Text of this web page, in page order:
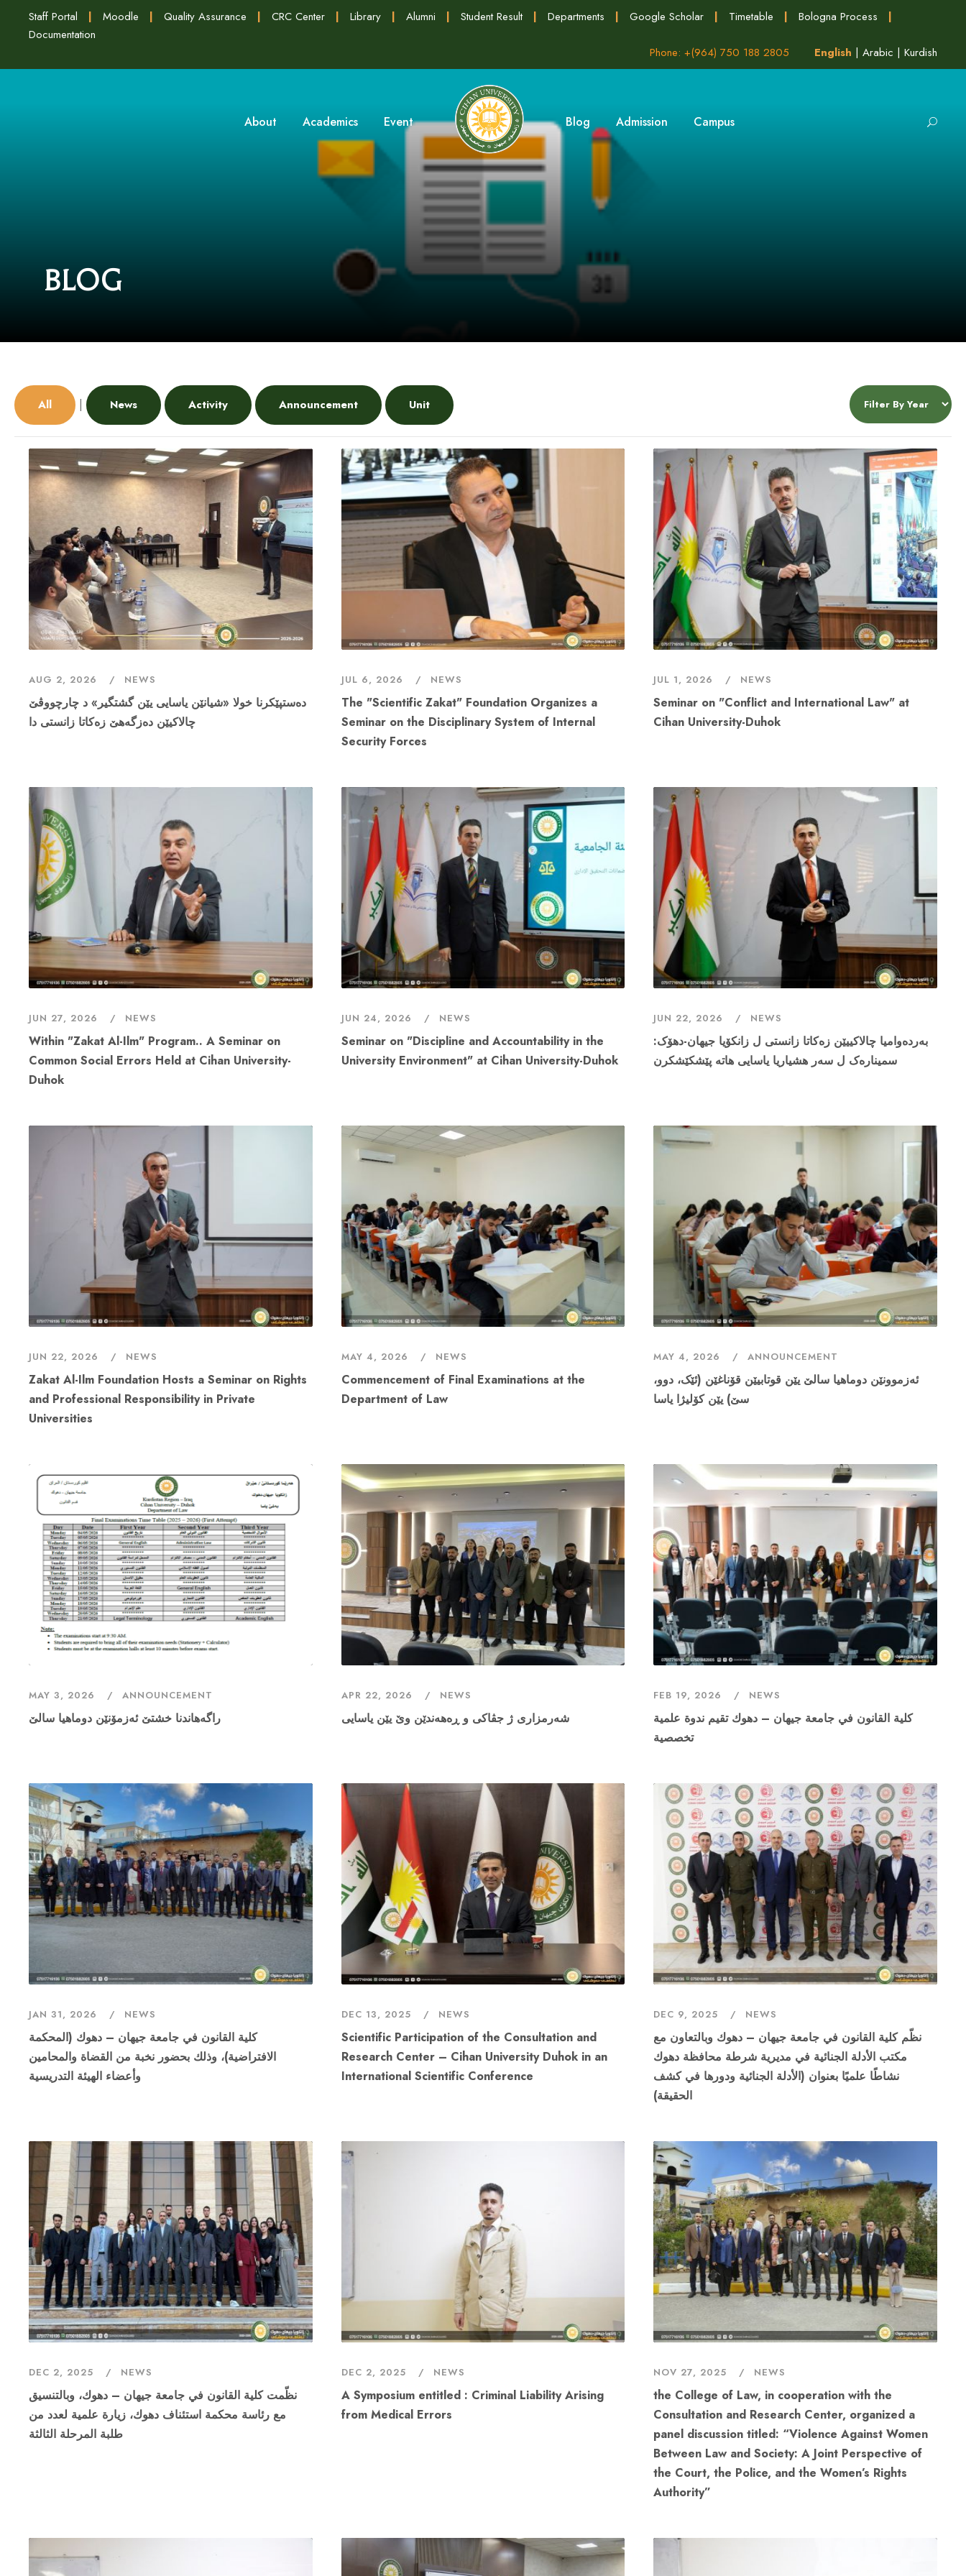
Staff Portal | Moodle | Quality Assurance | CRC Center | Library | Alumni | Student Result | Departments | Google Scholar | Timetable | Bologna Process
|
Documentation
Phone: +(964) 750 188 2805
English | Arabic | Kurdish
About Academics Event Blog Admission Campus
Blog
All | News Activity Announcement Unit
AUG 2, 2026 NEWS
دەستپێکرنا خولا «شیانێن یاسایی یێن گشتگیر» د چارچووڤێ
چالاکیێن دەزگەهێ زەکاتا زانستی دا
JUL 6, 2026 NEWS
The "Scientific Zakat" Foundation Organizes a
Seminar on the Disciplinary System of Internal
Security Forces
JUL 1, 2026 NEWS
Seminar on "Conflict and International Law" at
Cihan University-Duhok
JUN 27, 2026 NEWS
Within "Zakat Al-Ilm" Program.. A Seminar on
Common Social Errors Held at Cihan University-
Duhok
JUN 24, 2026 NEWS
Seminar on "Discipline and Accountability in the
University Environment" at Cihan University-Duhok
JUN 22, 2026 NEWS
بەردەوامیا چالاکییێن زەکاتا زانستی ل زانکۆیا جیهان-دهۆک:
سمینارەک ل سەر هشیاریا یاسایی هاتە پێشکێشکرن
JUN 22, 2026 NEWS
Zakat Al-Ilm Foundation Hosts a Seminar on Rights
and Professional Responsibility in Private
Universities
MAY 4, 2026 NEWS
Commencement of Final Examinations at the
Department of Law
MAY 4, 2026 ANNOUNCEMENT
ئەزموونێن دوماهیا سالێ یێن قوتابیێن قۆناغێن (ئێک، دوو،
سێ) یێن کۆلیژا یاسا
MAY 3, 2026 ANNOUNCEMENT
راگەهاندنا خشتێ ئەزمۆنێن دوماهیا سالێ
APR 22, 2026 NEWS
شەرمزاری ژ جڤاکی و ڕەهەندێن وێ یێن یاسایی
FEB 19, 2026 NEWS
كلية القانون في جامعة جيهان – دهوك تقيم ندوة علمية
تخصصية
JAN 31, 2026 NEWS
كلية القانون في جامعة جيهان – دهوك (المحكمة
الافتراضية)، وذلك بحضور نخبة من القضاة والمحامين
وأعضاء الهيئة التدريسية
DEC 13, 2025 NEWS
Scientific Participation of the Consultation and
Research Center – Cihan University Duhok in an
International Scientific Conference
DEC 9, 2025 NEWS
نظّم كلية القانون في جامعة جيهان – دهوك وبالتعاون مع
مكتب الأدلة الجنائية في مديرية شرطة محافظة دهوك
نشاطًا علميًا بعنوان (الأدلة الجنائية ودورها في كشف
الحقيقة)
DEC 2, 2025 NEWS
نظّمت كلية القانون في جامعة جيهان – دهوك، وبالتنسيق
مع رئاسة محكمة استئناف دهوك، زيارة علمية لعدد من
طلبة المرحلة الثالثة
DEC 2, 2025 NEWS
A Symposium entitled : Criminal Liability Arising
from Medical Errors
NOV 27, 2025 NEWS
the College of Law, in cooperation with the
Consultation and Research Center, organized a
panel discussion titled: “Violence Against Women
Between Law and Society: A Joint Perspective of
the Court, the Police, and the Women’s Rights
Authority”